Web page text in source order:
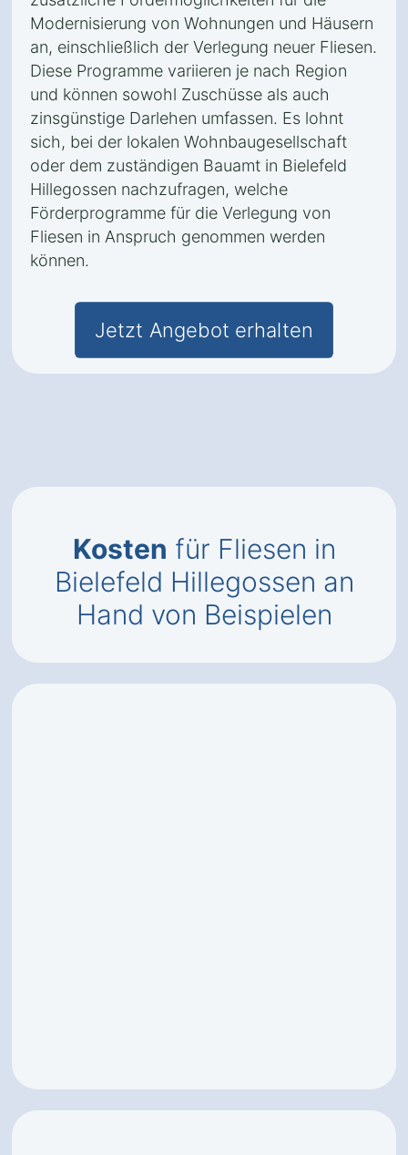
Modernisierung von Wohnungen und Häusern
an, einschließlich der Verlegung neuer Fliesen.
Diese Programme variieren je nach Region
und können sowohl Zuschüsse als auch
zinsgünstige Darlehen umfassen. Es lohnt
sich, bei der lokalen Wohnbaugesellschaft
oder dem zuständigen Bauamt in Bielefeld
Hillegossen nachzufragen, welche
Förderprogramme für die Verlegung von
Fliesen in Anspruch genommen werden
können.
Jetzt Angebot erhalten
Kosten für Fliesen in
Bielefeld Hillegossen an
Hand von Beispielen